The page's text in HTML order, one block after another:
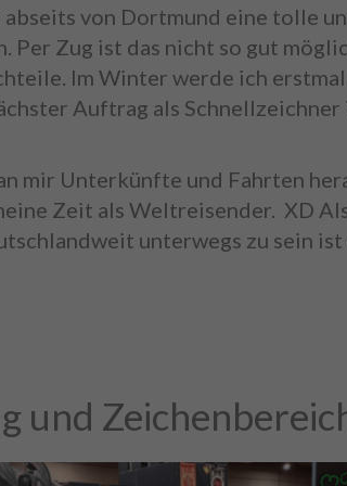
abseits von Dortmund eine tolle
Per Zug ist das nicht so gut
Im Winter werde ich
Auftrag als
mir Unterkünfte und Fahrten
Zeit als Weltreisender. XD
unterwegs zu sein
und